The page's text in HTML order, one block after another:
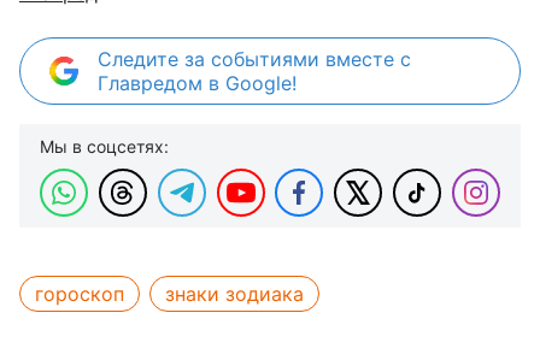
Следите за событиями вместе с
Главредом в Google!
Мы в соцсетях:
гороскоп знаки зодиака